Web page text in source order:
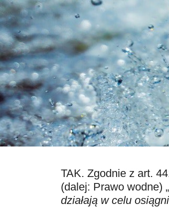
TAK. Zgodnie z art.
(dalej: Prawo wodne) „
działają w celu